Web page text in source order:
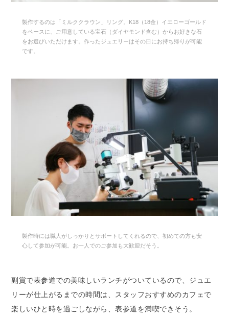
製作するのは「ミルククラウン」リング。K18（18金）イエローゴールド
をベースに、ご用意している宝石（ダイヤモンド含む）からお好きな石
をお選びいただけます。作ったジュエリーはその日にお持ち帰りが可能
です。
製作時には職人がしっかりとサポートしてくれるので、初めての方も安
心して参加が可能。お一人でのご参加も大歓迎だそう。
副賞で表参道での美味しいランチがついているので、ジュエ
リーが仕上がるまでの時間は、スタッフおすすめのカフェで
楽しいひと時を過ごしながら、表参道を満喫できそう。